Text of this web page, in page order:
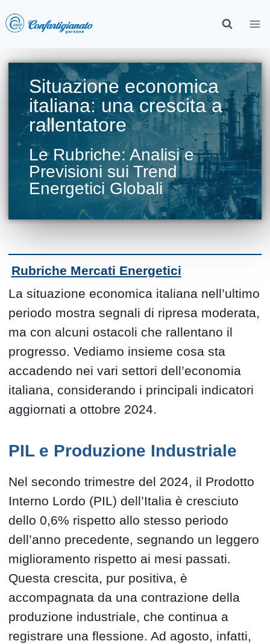
Situazione economica
italiana: una crescita a
rallentatore
Le Rubriche: Analisi e
Previsioni sui Trend
Energetici Globali
Rubriche Mercati Energetici
La situazione economica italiana nell’ultimo
periodo mostra segnali di ripresa moderata,
ma con alcuni ostacoli che rallentano il
progresso. Vediamo insieme cosa sta
accadendo nei vari settori dell’economia
italiana, considerando i principali indicatori
aggiornati a ottobre 2024.
PIL e Produzione Industriale
Nel secondo trimestre del 2024, il Prodotto
Interno Lordo (PIL) dell’Italia è cresciuto
dello 0,6% rispetto allo stesso periodo
dell’anno precedente, segnando un leggero
miglioramento rispetto ai mesi passati.
Questa crescita, pur positiva, è
accompagnata da una contrazione della
produzione industriale, che continua a
registrare una flessione. Ad agosto, infatti,